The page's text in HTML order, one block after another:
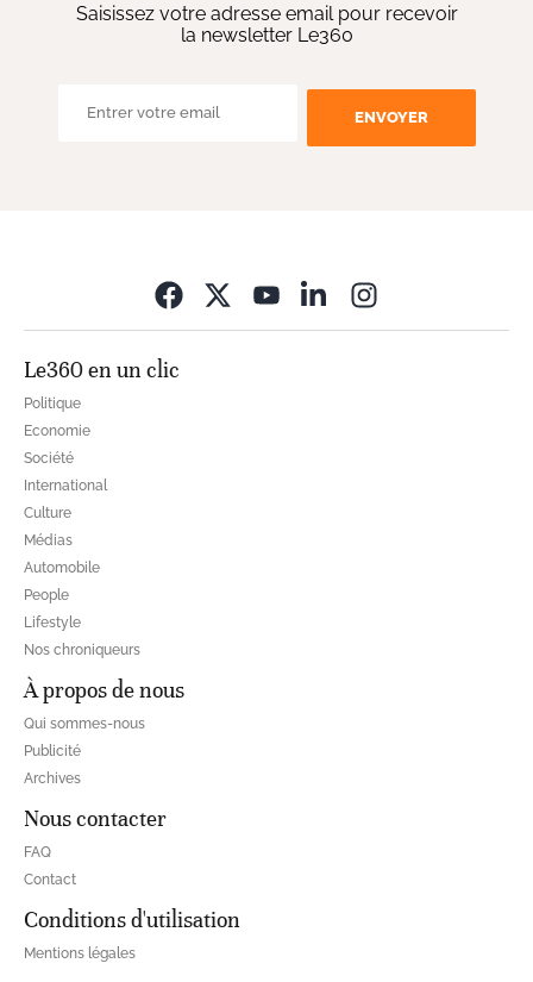
Saisissez votre adresse email pour recevoir
la newsletter Le360
ENVOYER
Le360 en un clic
Politique
Economie
Société
International
Culture
Médias
Automobile
People
Lifestyle
Nos chroniqueurs
À propos de nous
Qui sommes-nous
Publicité
Archives
Nous contacter
FAQ
Contact
Conditions d'utilisation
Mentions légales